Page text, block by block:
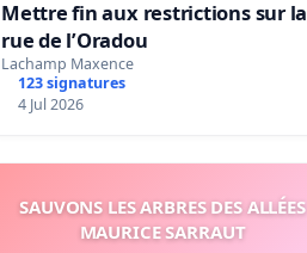
Mettre fin aux restrictions sur la
rue de l’Oradou
Lachamp Maxence
123 signatures
4 Jul 2026
SAUVONS LES ARBRES DES ALLÉES
MAURICE SARRAUT